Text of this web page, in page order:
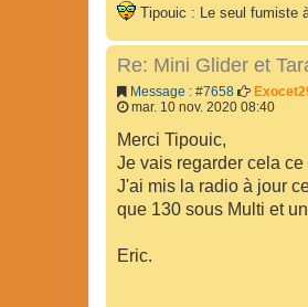
Tipouic : Le seul fumiste
Re: Mini Glider et
Message : #7658
mar. 10 nov. 2020 08:40
Merci Tipouic,
Je vais regarder cela
J'ai mis la radio à jour
que 130 sous Multi et
Eric.